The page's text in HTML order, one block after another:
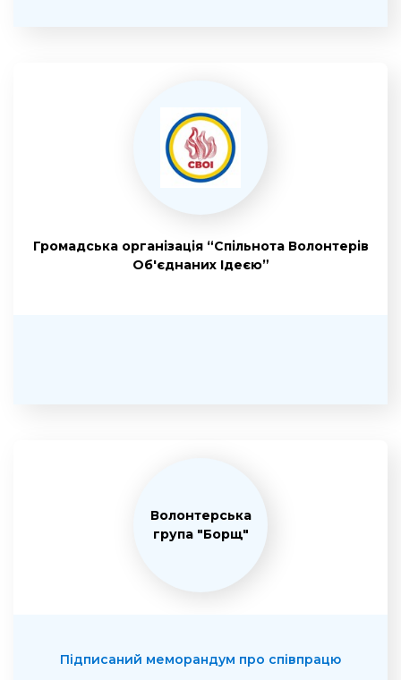
Громадська організація “Спільнота Волонтерів
Об'єднаних Ідеєю”
Волонтерська
група "Борщ"
Підписаний меморандум про співпрацю